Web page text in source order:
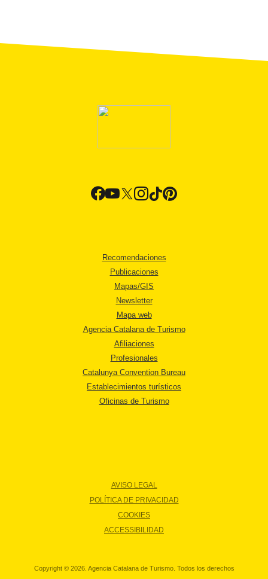
Recomendaciones
Publicaciones
Mapas/GIS
Newsletter
Mapa web
Agencia Catalana de Turismo
Afiliaciones
Profesionales
Catalunya Convention Bureau
Establecimientos turísticos
Oficinas de Turismo
AVISO LEGAL
POLÍTICA DE PRIVACIDAD
COOKIES
ACCESSIBILIDAD
Copyright © 2026. Agencia Catalana de Turismo. Todos los derechos